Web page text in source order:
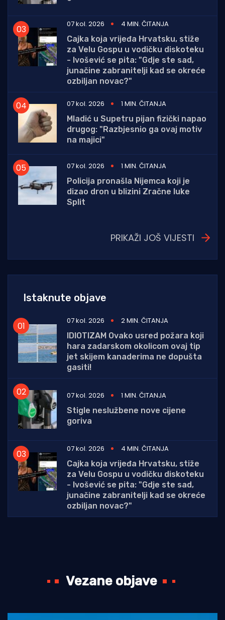
07 kol. 2026
4 MIN. ČITANJA
Cajka koja vrijeđa Hrvatsku, stiže
za Velu Gospu u vodičku diskoteku
- Ivošević se pita: "Gdje ste sad,
junačine zabranitelji kad se okreće
ozbiljan novac?"
07 kol. 2026
1 MIN. ČITANJA
Mladić u Supetru pijan fizički napao
drugog: "Razbjesnio ga ovaj motiv
na majici"
07 kol. 2026
1 MIN. ČITANJA
Policija pronašla Nijemca koji je
dizao dron u blizini Zračne luke
Split
PRIKAŽI JOŠ VIJESTI
Istaknute objave
07 kol. 2026
2 MIN. ČITANJA
IDIOTIZAM Ovako usred požara koji
hara zadarskom okolicom ovaj tip
jet skijem kanaderima ne dopušta
gasiti!
07 kol. 2026
1 MIN. ČITANJA
Stigle neslužbene nove cijene
goriva
07 kol. 2026
4 MIN. ČITANJA
Cajka koja vrijeđa Hrvatsku, stiže
za Velu Gospu u vodičku diskoteku
- Ivošević se pita: "Gdje ste sad,
junačine zabranitelji kad se okreće
ozbiljan novac?"
Vezane objave